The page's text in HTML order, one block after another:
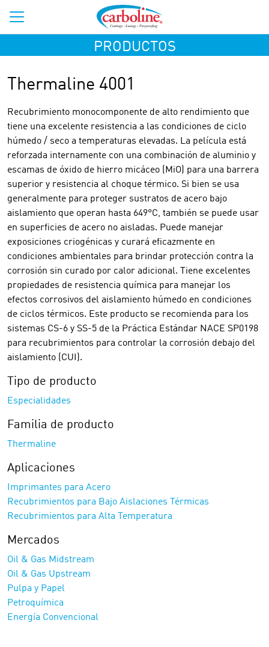
PRODUCTOS
Thermaline 4001
Recubrimiento monocomponente de alto rendimiento que
tiene una excelente resistencia a las condiciones de ciclo
húmedo / seco a temperaturas elevadas. La película está
reforzada internamente con una combinación de aluminio y
escamas de óxido de hierro micáceo (MiO) para una barrera
superior y resistencia al choque térmico. Si bien se usa
generalmente para proteger sustratos de acero bajo
aislamiento que operan hasta 649°C, también se puede usar
en superficies de acero no aisladas. Puede manejar
exposiciones criogénicas y curará eficazmente en
condiciones ambientales para brindar protección contra la
corrosión sin curado por calor adicional. Tiene excelentes
propiedades de resistencia química para manejar los
efectos corrosivos del aislamiento húmedo en condiciones
de ciclos térmicos. Este producto se recomienda para los
sistemas CS-6 y SS-5 de la Práctica Estándar NACE SP0198
para recubrimientos para controlar la corrosión debajo del
aislamiento (CUI).
Tipo de producto
Especialidades
Familia de producto
Thermaline
Aplicaciones
Imprimantes para Acero
Recubrimientos para Bajo Aislaciones Térmicas
Recubrimientos para Alta Temperatura
Mercados
Oil & Gas Midstream
Oil & Gas Upstream
Pulpa y Papel
Petroquímica
Energía Convencional